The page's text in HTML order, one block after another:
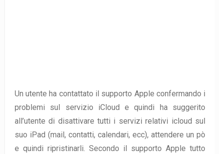
Un utente ha contattato il supporto Apple confermando i
problemi sul servizio iCloud e quindi ha suggerito
all’utente di disattivare tutti i servizi relativi icloud sul
suo iPad (mail, contatti, calendari, ecc), attendere un pò
e quindi ripristinarli. Secondo il supporto Apple tutto